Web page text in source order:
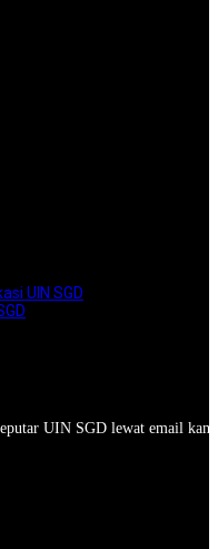
UIN SGD
UIN SGD lewat email